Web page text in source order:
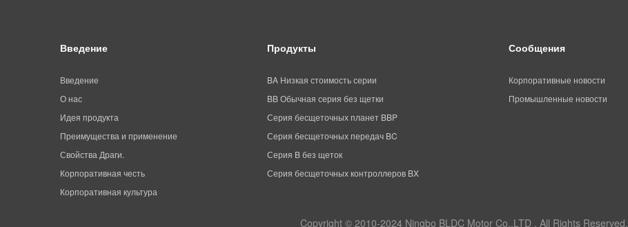
Введение
Введение
О нас
Идея продукта
Преимущества и применение
Свойства Драги.
Корпоративная честь
Корпоративная культура
Продукты
BA Низкая стоимость серии
BB Обычная серия без щетки
Серия бесщеточных планет BBP
Серия бесщеточных передач BC
Серия B без щеток
Серия бесщеточных контроллеров BX
Сообщения
Корпоративные новости
Промышленные новости
Copyright © 2010-2024 Ningbo BLDC Motor Co.,LTD . All Rights Reserved.